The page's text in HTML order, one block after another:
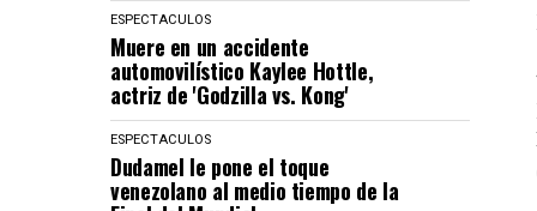
ESPECTACULOS
Muere en un accidente
automovilístico Kaylee Hottle,
actriz de 'Godzilla vs. Kong'
ESPECTACULOS
Dudamel le pone el toque
venezolano al medio tiempo de la